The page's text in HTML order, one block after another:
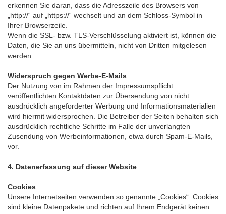
erkennen Sie daran, dass die Adresszeile des Browsers von
„http://“ auf „https://“ wechselt und an dem Schloss-Symbol in
Ihrer Browserzeile.
Wenn die SSL- bzw. TLS-Verschlüsselung aktiviert ist, können die
Daten, die Sie an uns übermitteln, nicht von Dritten mitgelesen
werden.
Widerspruch gegen Werbe-E-Mails
Der Nutzung von im Rahmen der Impressumspflicht
veröffentlichten Kontaktdaten zur Übersendung von nicht
ausdrücklich angeforderter Werbung und Informationsmaterialien
wird hiermit widersprochen. Die Betreiber der Seiten behalten sich
ausdrücklich rechtliche Schritte im Falle der unverlangten
Zusendung von Werbeinformationen, etwa durch Spam-E-Mails,
vor.
4. Datenerfassung auf dieser Website
Cookies
Unsere Internetseiten verwenden so genannte „Cookies“. Cookies
sind kleine Datenpakete und richten auf Ihrem Endgerät keinen